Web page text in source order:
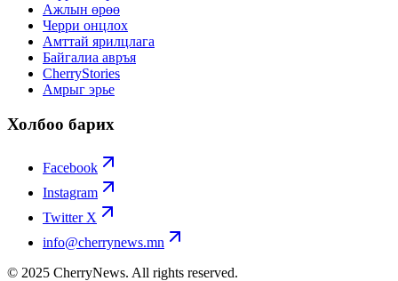
Ажлын өрөө
Черри онцлох
Амттай ярилцлага
Байгалиа авръя
CherryStories
Амрыг эрье
Холбоо барих
Facebook
Instagram
Twitter X
info@cherrynews.mn
© 2025 CherryNews. All rights reserved.